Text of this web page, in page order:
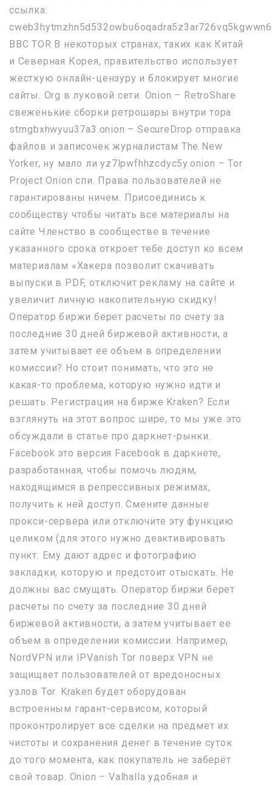
ссылка:
BBC TOR В некоторых странах, таких как Китай
и Северная Корея, правительство использует
жесткую онлайн-цензуру и блокирует многие
сайты. Org в луковой сети. Onion – RetroShare
свеженькие сборки ретрошары внутри тора
strngbxhwyuu37a3.onion – SecureDrop отправка
файлов и записочек журналистам The New
Yorker, ну мало ли yz7lpwfhhzcdyc5y.onion – Tor
Project Onion спи. Права пользователей не
гарантированы ничем. Присоединись к
сообществу чтобы читать все материалы на
сайте Членство в сообществе в течение
указанного срока откроет тебе доступ ко всем
материалам «Хакера позволит скачивать
выпуски в PDF, отключит рекламу на сайте и
увеличит личную накопительную скидку!
Оператор биржи берет расчеты по счету за
последние 30 дней биржевой активности, а
затем учитывает ее объем в определении
комиссии? Но стоит понимать, что это не
какая-то проблема, которую нужно идти и
решать. Регистрация на бирже Kraken? Если
взглянуть на этот вопрос шире, то мы уже это
обсуждали в статье про даркнет-рынки.
Facebook это версия Facebook в даркнете,
разработанная, чтобы помочь людям,
находящимся в репрессивных режимах,
получить к ней доступ. Смените данные
прокси-сервера или отключите эту функцию
целиком (для этого нужно деактивировать
пункт. Ему дают адрес и фотографию
закладки, которую и предстоит отыскать. Не
должны вас смущать. Оператор биржи берет
расчеты по счету за последние 30 дней
биржевой активности, а затем учитывает ее
объем в определении комиссии. Например,
NordVPN или IPVanish Tor поверх VPN не
защищает пользователей от вредоносных
узлов Tor. Kraken будет оборудован
встроенным гарант-сервисом, который
проконтролирует все сделки на предмет их
чистоты и сохранения денег в течение суток
до того момента, как покупатель не заберёт
свой товар. Onion – Valhalla удобная и